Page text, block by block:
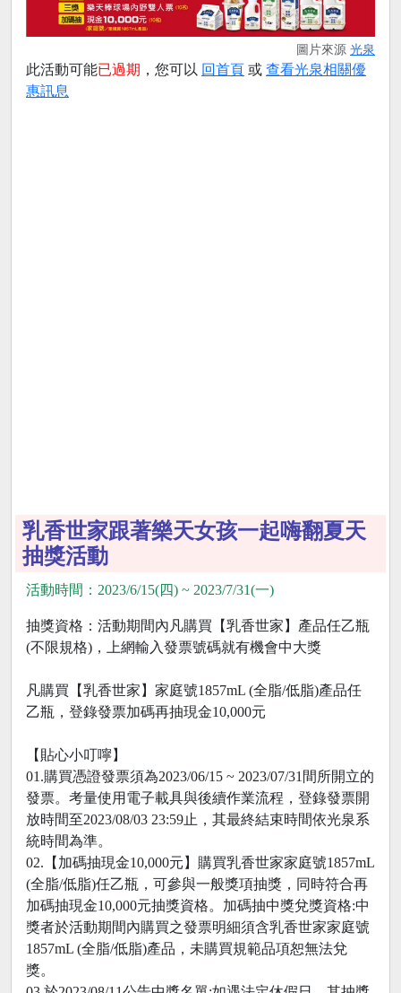
圖片來源 光泉
此活動可能已過期 ，您可以 回首頁 或 查看光泉相關優
惠訊息
乳香世家跟著樂天女孩一起嗨翻夏天
抽獎活動
活動時間：2023/6/15(四) ~ 2023/7/31(一)
抽獎資格：活動期間內凡購買【乳香世家】產品任乙瓶
(不限規格)，上網輸入發票號碼就有機會中大獎
凡購買【乳香世家】家庭號1857mL (全脂/低脂)產品任
乙瓶，登錄發票加碼再抽現金10,000元
【貼心小叮嚀】
01.購買憑證發票須為2023/06/15 ~ 2023/07/31間所開立的
發票。考量使用電子載具與後續作業流程，登錄發票開
放時間至2023/08/03 23:59止，其最終結束時間依光泉系
統時間為準。
02.【加碼抽現金10,000元】購買乳香世家家庭號1857mL
(全脂/低脂)任乙瓶，可參與一般獎項抽獎，同時符合再
加碼抽現金10,000元抽獎資格。加碼抽中獎兌獎資格:中
獎者於活動期間內購買之發票明細須含乳香世家家庭號
1857mL (全脂/低脂)產品，未購買規範品項恕無法兌
獎。